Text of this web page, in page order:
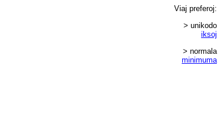
Viaj preferoj:
> unikodo
iksoj
> normala
minimuma